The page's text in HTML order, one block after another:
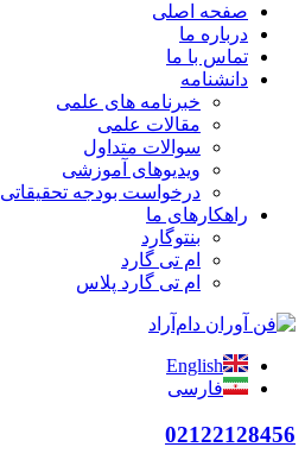
صفحه اصلی
درباره ما
تماس با ما
دانشنامه
خبرنامه های علمی
مقالات علمی
سوالات متداول
ویدیوهای آموزشی
درخواست بودجه تحقیقاتی
راهکارهای ما
بنتوگارد
ام تی گارد
ام تی گارد پلاس
English
فارسی
02122128456